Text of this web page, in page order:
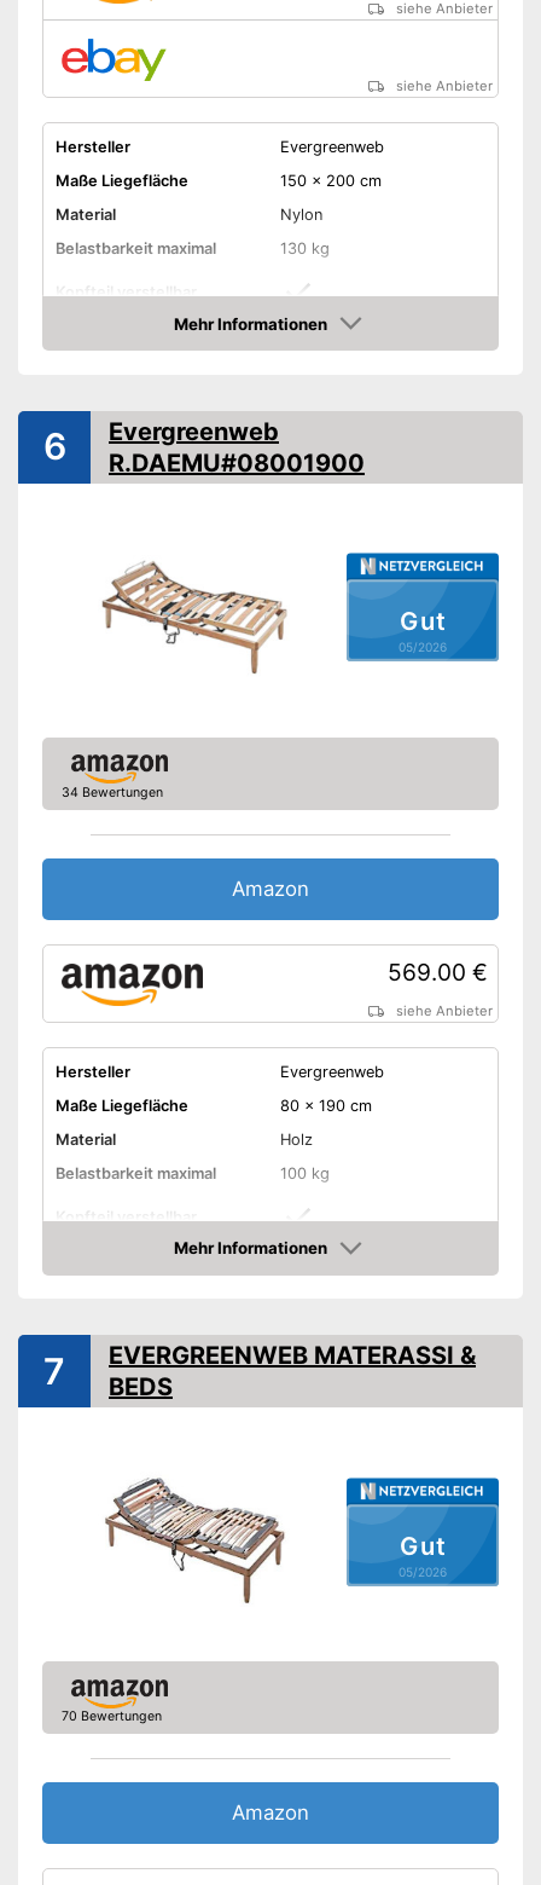
siehe Anbieter
siehe Anbieter
Hersteller
Evergreenweb
Maße Liegefläche
150 x 200 cm
Material
Nylon
Belastbarkeit maximal
130 kg
Kopfteil verstellbar
Vorteile
Mehr Komfort durch
verstellbares Kopfteil
Mehr Informationen
Amazon
Gut
05/2026
6
Evergreenweb
R.DAEMU#08001900
34 Bewertungen
Amazon
569.00 €
siehe Anbieter
Hersteller
Evergreenweb
Maße Liegefläche
80 x 190 cm
Material
Holz
Belastbarkeit maximal
100 kg
Kopfteil verstellbar
Vorteile
Verstellbares Fußteil ist
integriert
Amazon Lieferzeit
Mehr Informationen
Amazon
Gut
05/2026
7
EVERGREENWEB MATERASSI &
BEDS
70 Bewertungen
Amazon